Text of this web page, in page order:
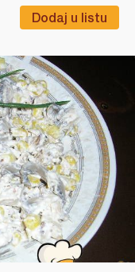
Dodaj u listu